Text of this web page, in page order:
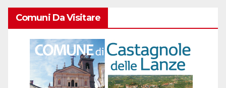
Comuni Da Visitare